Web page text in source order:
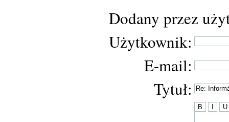
Dodany przez
Użytkownik:
E-mail:
Tytuł: